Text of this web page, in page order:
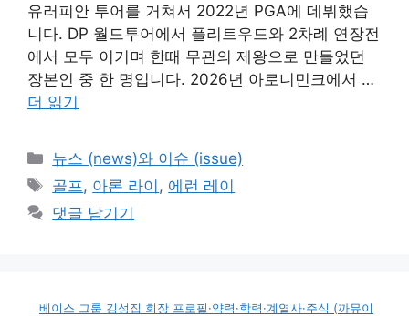
유러피안 투어를 거쳐서 2022년 PGA에 데뷔했습
니다. DP 월드투어에서 플리트우드와 2차례 연장전
에서 모두 이기며 한때 무관의 제왕으로 만들었던
장본인 중 한 명입니다. 2026년 아로니민크에서 …
더 읽기
카
테
리
뉴스 (news)와 이슈 (issue)
태
그
골프 , 아론 라이 , 에런 레이
댓글 남기기
베이스 그룹 김성집 회장 프로필·약력·학력·계열사·주식 (까뮤이